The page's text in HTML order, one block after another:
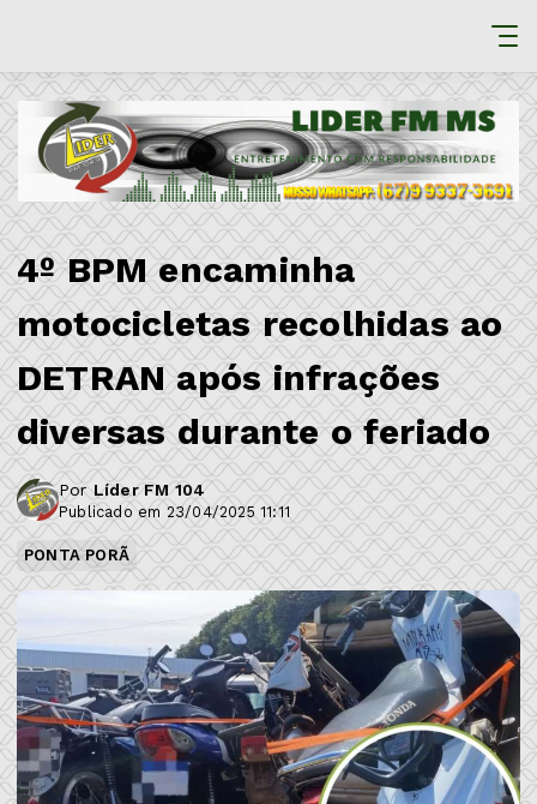
4º BPM encaminha
motocicletas recolhidas ao
DETRAN após infrações
diversas durante o feriado
Por Líder FM 104
Publicado em 23/04/2025 11:11
PONTA PORÃ